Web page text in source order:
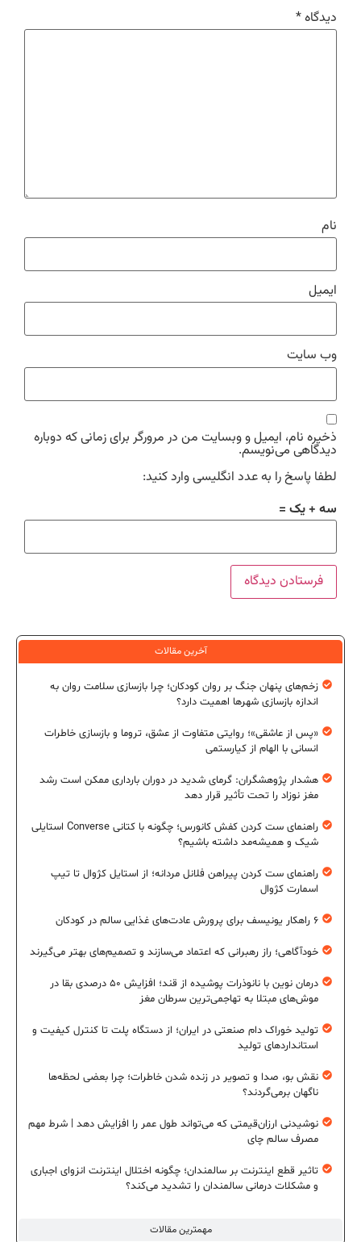
دیدگاه*
نام
ایمیل
وب‌ سایت
ذخیره نام، ایمیل و وبسایت من در مرورگر برای زمانی که دوباره
دیدگاهی می‌نویسم.
لطفا پاسخ را به عدد انگلیسی وارد کنید:
سه + یک =
آخرین مقالات
مهمترین مقالات
زخم‌های پنهان جنگ بر روان کودکان؛ چرا بازسازی سلامت روان به
اندازه بازسازی شهرها اهمیت دارد؟
«پس از عاشقی»؛ روایتی متفاوت از عشق، تروما و بازسازی خاطرات
انسانی با الهام از کیارستمی
هشدار پژوهشگران: گرمای شدید در دوران بارداری ممکن است رشد
مغز نوزاد را تحت تأثیر قرار دهد
راهنمای ست کردن کفش کانورس؛ چگونه با کتانی Converse استایلی
شیک و همیشه‌مد داشته باشیم؟
راهنمای ست کردن پیراهن فلانل مردانه؛ از استایل کژوال تا تیپ
اسمارت کژوال
۶ راهکار یونیسف برای پرورش عادت‌های غذایی سالم در کودکان
خودآگاهی؛ راز رهبرانی که اعتماد می‌سازند و تصمیم‌های بهتر می‌گیرند
درمان نوین با نانوذرات پوشیده از قند؛ افزایش ۵۰ درصدی بقا در
موش‌های مبتلا به تهاجمی‌ترین سرطان مغز
تولید خوراک دام صنعتی در ایران؛ از دستگاه پلت تا کنترل کیفیت و
استانداردهای تولید
نقش بو، صدا و تصویر در زنده شدن خاطرات؛ چرا بعضی لحظه‌ها
ناگهان برمی‌گردند؟
نوشیدنی ارزان‌قیمتی که می‌تواند طول عمر را افزایش دهد | شرط مهم
مصرف سالم چای
تاثیر قطع اینترنت بر سالمندان؛ چگونه اختلال اینترنت انزوای اجباری
و مشکلات درمانی سالمندان را تشدید می‌کند؟